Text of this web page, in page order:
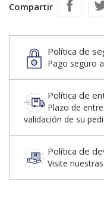
Compartir
Política de
Pago seguro
Política de
Plazo de
validación de su
Política de
Visite